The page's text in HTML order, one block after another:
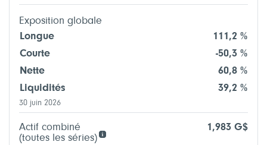
Exposition globale
Longue
111,2 %
Courte
-50,3 %
Nette
60,8 %
Liquidités
39,2 %
30 juin 2026
Actif combiné
(toutes les séries)
1,983 G$